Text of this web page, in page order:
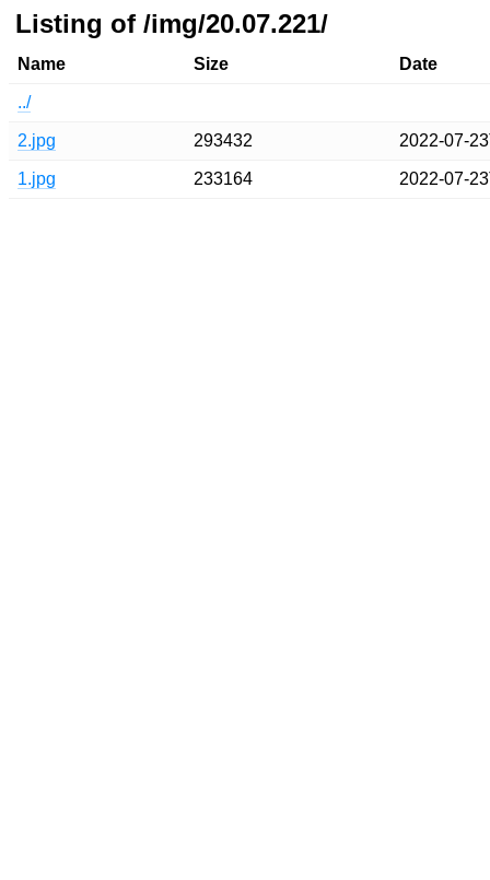
Listing of /img/20.07.221/
Name Size Date
../
2.jpg 293432 2022-07-
1.jpg 233164 2022-07-